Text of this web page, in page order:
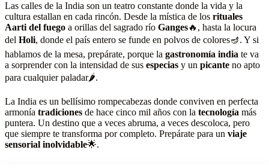
Las calles de la India son un teatro constante donde la vida y la
cultura estallan en cada rincón. Desde la mística de los rituales
Aarti del fuego a orillas del sagrado río Ganges🔥, hasta la locura
del Holi, donde el país entero se funde en polvos de colores🪔. Y si
hablamos de la mesa, prepárate, porque la gastronomía india te va
a sorprender con la intensidad de sus especias y un picante no apto
para cualquier paladar🌶️.
La India es un bellísimo rompecabezas donde conviven en perfecta
armonía tradiciones de hace cinco mil años con la tecnología más
puntera. Un destino que a veces abruma, a veces descoloca, pero
que siempre te transforma por completo. Prepárate para un viaje
sensorial inolvidable🌟.